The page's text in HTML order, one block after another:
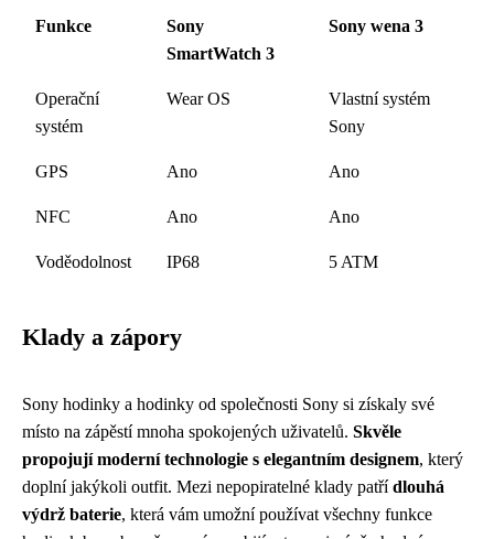
Funkce
Sony
SmartWatch 3
Sony wena 3
Operační
systém
Wear OS
Vlastní systém
Sony
GPS Ano Ano
NFC Ano Ano
Voděodolnost IP68 5 ATM
Klady a zápory
Sony hodinky a hodinky od společnosti Sony si získaly své
místo na zápěstí mnoha spokojených uživatelů. Skvěle
propojují moderní technologie s elegantním designem, který
doplní jakýkoli outfit. Mezi nepopiratelné klady patřídlouhá
výdrž baterie, která vám umožní používat všechny funkce